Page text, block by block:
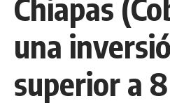
Chiapas
una
superior a